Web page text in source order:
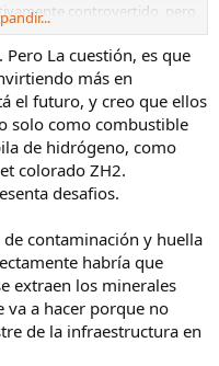
controvertido, pero
de la energía
Y con mucho, más de
en cuenta en la
de la potencia instalada y
la red, que implica regular
la red eléctrica es
con capacidad
son la nuclear y los
es mucho más
renovable que se
(por ahora) 100%
La cuestión, es que
más en
el futuro, y creo que ellos
solo como combustible
de hidrógeno, como
colorado ZH2.
desafios.
contaminación y huella
habría que
extraen los minerales
va a hacer porque no
de la infraestructura en